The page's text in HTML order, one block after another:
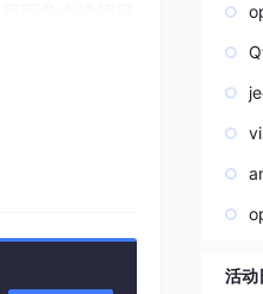
活动